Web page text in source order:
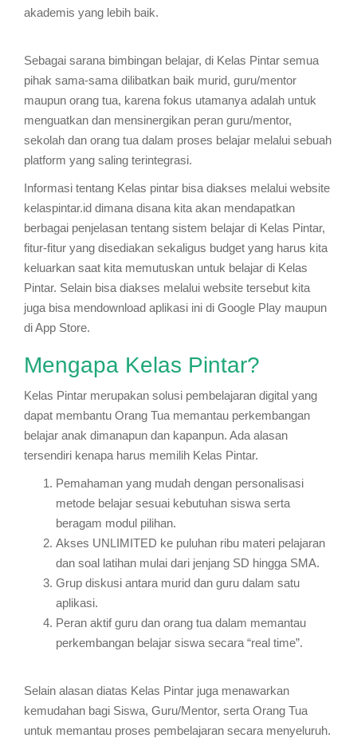
akademis yang lebih baik.
Sebagai sarana bimbingan belajar, di Kelas Pintar semua
pihak sama-sama dilibatkan baik murid, guru/mentor
maupun orang tua, karena fokus utamanya adalah untuk
menguatkan dan mensinergikan peran guru/mentor,
sekolah dan orang tua dalam proses belajar melalui sebuah
platform yang saling terintegrasi.
Informasi tentang Kelas pintar bisa diakses melalui website
kelaspintar.id dimana disana kita akan mendapatkan
berbagai penjelasan tentang sistem belajar di Kelas Pintar,
fitur-fitur yang disediakan sekaligus budget yang harus kita
keluarkan saat kita memutuskan untuk belajar di Kelas
Pintar. Selain bisa diakses melalui website tersebut kita
juga bisa mendownload aplikasi ini di Google Play maupun
di App Store.
Mengapa Kelas Pintar?
Kelas Pintar merupakan solusi pembelajaran digital yang
dapat membantu Orang Tua memantau perkembangan
belajar anak dimanapun dan kapanpun. Ada alasan
tersendiri kenapa harus memilih Kelas Pintar.
Pemahaman yang mudah dengan personalisasi
metode belajar sesuai kebutuhan siswa serta
beragam modul pilihan.
Akses UNLIMITED ke puluhan ribu materi pelajaran
dan soal latihan mulai dari jenjang SD hingga SMA.
Grup diskusi antara murid dan guru dalam satu
aplikasi.
Peran aktif guru dan orang tua dalam memantau
perkembangan belajar siswa secara “real time”.
Selain alasan diatas Kelas Pintar juga menawarkan
kemudahan bagi Siswa, Guru/Mentor, serta Orang Tua
untuk memantau proses pembelajaran secara menyeluruh.